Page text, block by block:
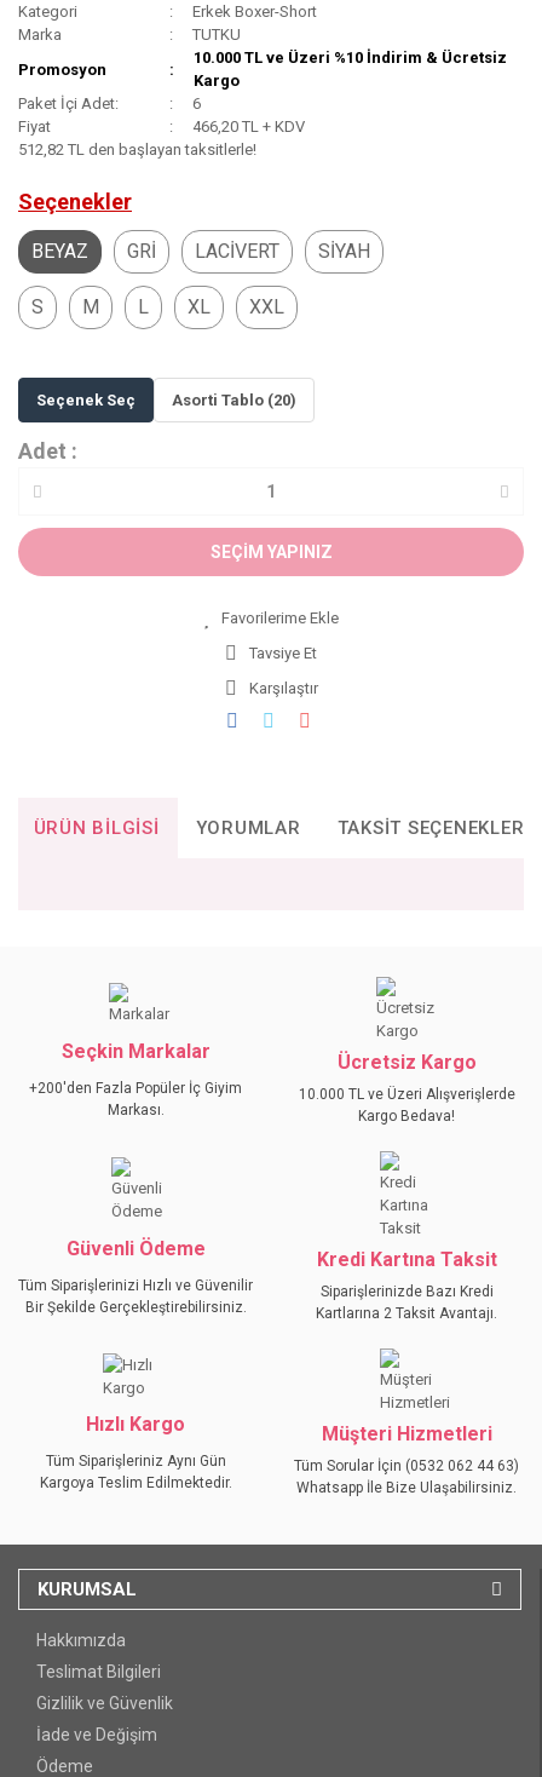
Kategori
Erkek Boxer-Short
Marka
TUTKU
Promosyon
10.000 TL ve Üzeri %10 İndirim & Ücretsiz
Kargo
Paket İçi Adet:
6
Fiyat
466,20 TL + KDV
512,82 TL den başlayan taksitlerle!
Seçenekler
BEYAZ GRİ LACİVERT SİYAH
S M L XL XXL
Seçenek Seç Asorti Tablo (20)
Adet :
SEÇİM YAPINIZ
Tavsiye Et
Karşılaştır
ÜRÜN BILGISI YORUMLAR TAKSIT SEÇENEKLERI
kullanarak tarafımıza iletebilirsiniz.
Görüş ve önerileriniz için teşekkür ederiz.
Ürün açıklamasında eksik bilgiler bulunuyor.
Ürün fiyatı diğer sitelerden daha pahalı.
Bu ürüne benzer farklı alternatifler olmalı.
Seçkin Markalar
+200'den Fazla Popüler İç Giyim
Markası.
Ücretsiz Kargo
10.000 TL ve Üzeri Alışverişlerde
Kargo Bedava!
Güvenli Ödeme
Tüm Siparişlerinizi Hızlı ve Güvenilir
Bir Şekilde Gerçekleştirebilirsiniz.
Kredi Kartına Taksit
Siparişlerinizde Bazı Kredi
Kartlarına 2 Taksit Avantajı.
Hızlı Kargo
Tüm Siparişleriniz Aynı Gün
Kargoya Teslim Edilmektedir.
Müşteri Hizmetleri
Tüm Sorular İçin (0532 062 44 63)
Whatsapp İle Bize Ulaşabilirsiniz.
KURUMSAL
Hakkımızda
Teslimat Bilgileri
Gizlilik ve Güvenlik
İade ve Değişim
Ödeme